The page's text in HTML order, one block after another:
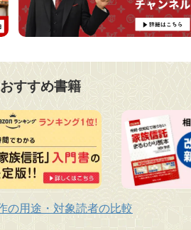
すすめ書籍
の用途・対象読者の比較